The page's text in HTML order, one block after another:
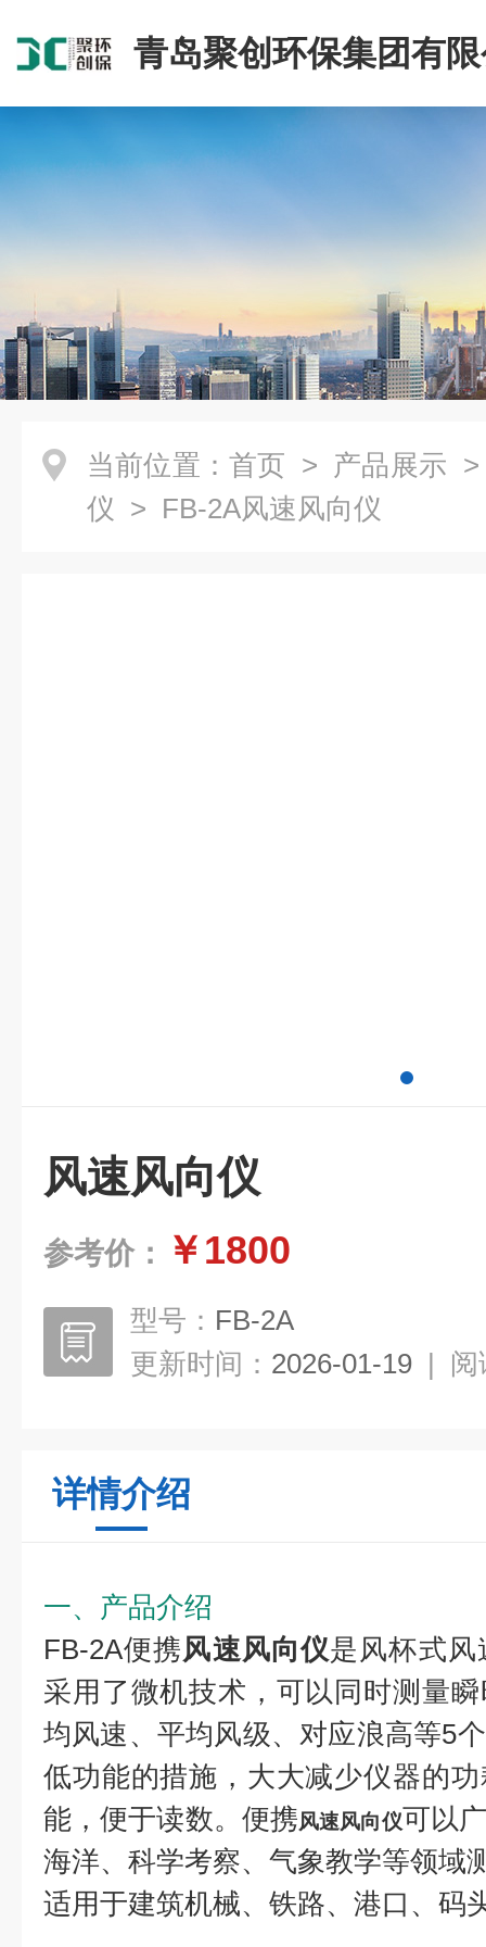
青岛聚创环保集团有
当前位置： 首页 > 产品展示
仪 > FB-2A风速风向仪
风速风向仪
参考价： ￥1800
型号： FB-2A
更新时间： 2026-01-19 | 阅
详情介绍
一、产品介绍
FB-2A便携风速风向仪是风杯式
采用了微机技术，可以同时测量
均风速、平均风级、对应浪高等5
低功能的措施，大大减少仪器的
能，便于读数。便携风速风向仪可以
海洋、科学考察、气象教学等领域
适用于建筑机械、铁路、港口、码